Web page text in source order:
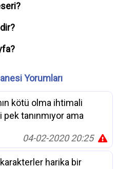
Yorumları
kötü olma ihtimali
tanınmıyor ama
04-02-2020 20:25
harika bir